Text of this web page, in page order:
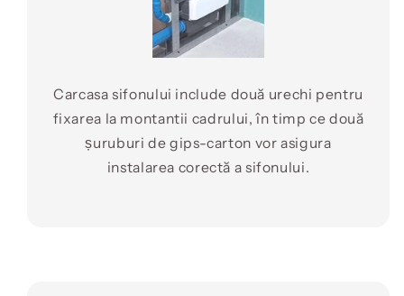
Carcasa sifonului include două urechi pentru
fixarea la montantii cadrului, în timp ce două
șuruburi de gips-carton vor asigura
instalarea corectă a sifonului.